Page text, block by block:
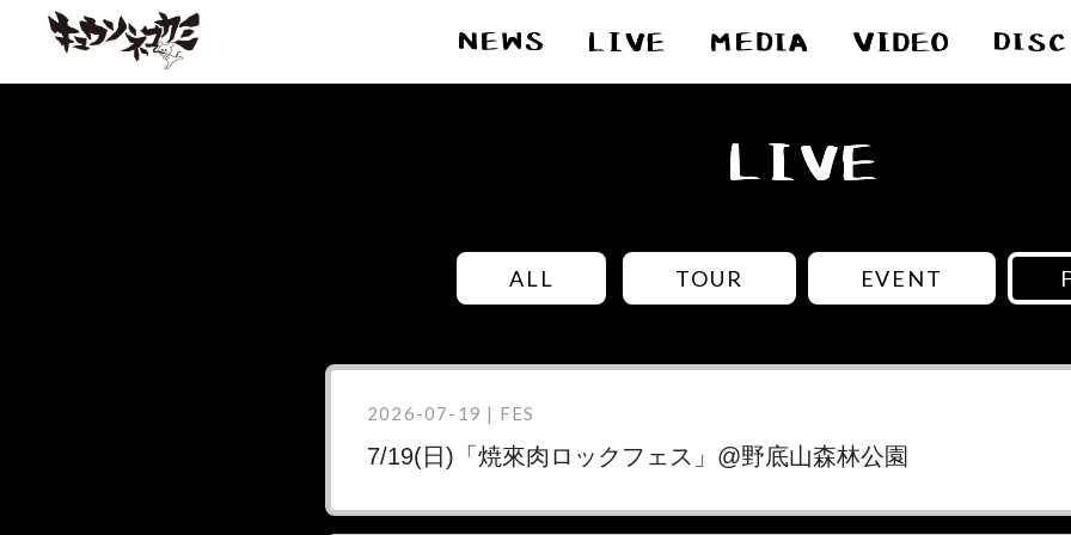
ALL TOUR EVENT
2026-07-19 | FES
7/19(日)「焼來肉ロックフェス」@野底山森林公園